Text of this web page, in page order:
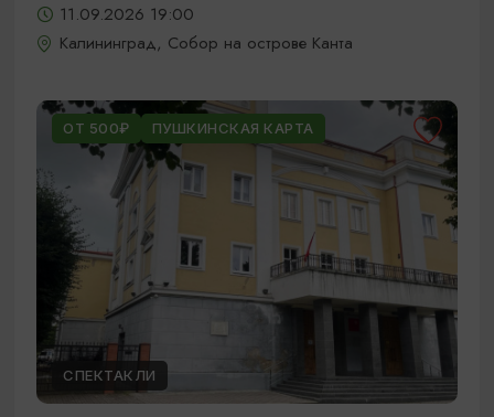
11.09.2026 19:00
Калининград, Собор на острове Канта
ОТ 500₽ ПУШКИНСКАЯ КАРТА
СПЕКТАКЛИ